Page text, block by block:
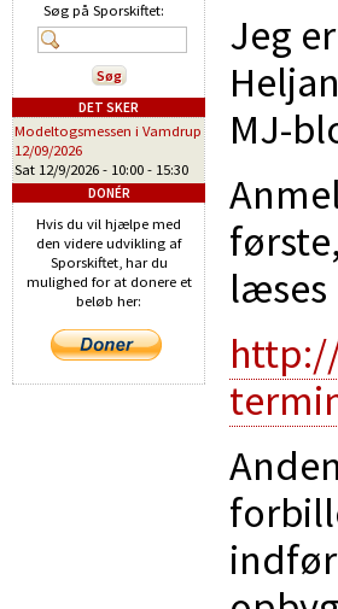
Jeg
MJ-
læses
Søg på Sporskiftet:
DET SKER
Modeltogsmessen i Vamdrup
12/09/2026
Sat 12/9/2026 - 10:00 - 15:30
DONÉR
Hvis du vil hjælpe med
den videre udvikling af
Sporskiftet, har du
mulighed for at donere et
beløb her: